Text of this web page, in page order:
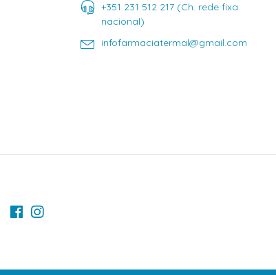
+351 231 512 217 (Ch. rede fixa
nacional)
infofarmaciatermal@gmail.com